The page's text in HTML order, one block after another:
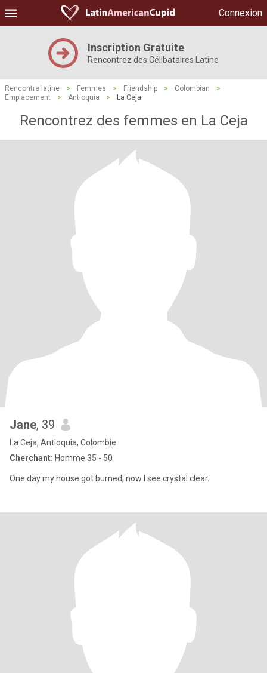
Connexion
Inscription Gratuite
Rencontrez des Célibataires Latine
Rencontre latine > Femmes > Friendship > Colombian
>
Emplacement
> Antioquia > La Ceja
Rencontrez des femmes en La Ceja
Jane, 39
La Ceja, Antioquia, Colombie
Cherchant: Homme 35 - 50
One day my house got burned, now I see crystal clear.